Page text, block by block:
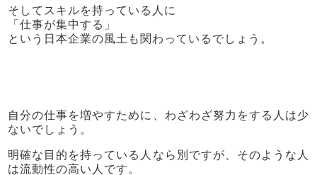
そしてスキルを持っている人に
「仕事が集中する」
という日本企業の風土も関わっているでしょう。
自分の仕事を増やすために、わざわざ努力をする人は少
ないでしょう。
明確な目的を持っている人なら別ですが、そのような人
は流動性の高い人です。